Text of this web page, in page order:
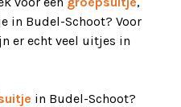
in Budel-Schoot? Voor
er echt veel uitjes in
in Budel-Schoot?